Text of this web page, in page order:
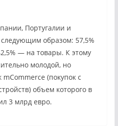
Португалии и
образом: 57,5%
— на товары. К этому
молодой, но
(покупок с
объем которого в
3 млрд евро.